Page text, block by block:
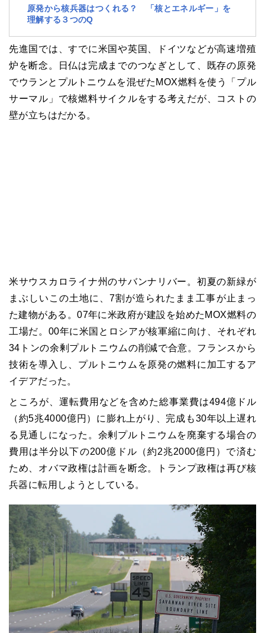
原発から核兵器はつくれる？ 「核とエネルギー」を
理解する３つのQ
先進国では、すでに米国や英国、ドイツなどが高速増殖
炉を断念。日仏は完成までのつなぎとして、既存の原発
でウランとプルトニウムを混ぜたMOX燃料を使う「プル
サーマル」で核燃料サイクルをする考えだが、コストの
壁が立ちはだかる。
米サウスカロライナ州のサバンナリバー。初夏の新緑が
まぶしいこの土地に、7割が造られたまま工事が止まっ
た建物がある。07年に米政府が建設を始めたMOX燃料の
工場だ。00年に米国とロシアが核軍縮に向け、それぞれ
34トンの余剰プルトニウムの削減で合意。フランスから
技術を導入し、プルトニウムを原発の燃料に加工するア
イデアだった。
ところが、運転費用などを含めた総事業費は494億ドル
（約5兆4000億円）に膨れ上がり、完成も30年以上遅れ
る見通しになった。余剰プルトニウムを廃棄する場合の
費用は半分以下の200億ドル（約2兆2000億円）で済む
ため、オバマ政権は計画を断念。トランプ政権は再び核
兵器に転用しようとしている。